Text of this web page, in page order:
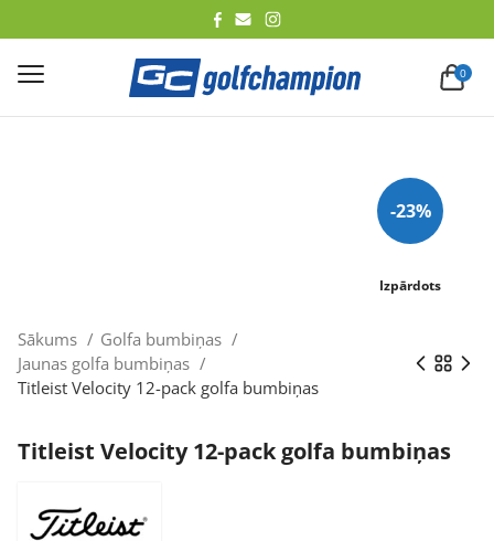
0
-23%
Izpārdots
Sākums
Golfa bumbiņas
Jaunas golfa bumbiņas
Titleist Velocity 12-pack golfa bumbiņas
Titleist Velocity 12-pack golfa bumbiņas